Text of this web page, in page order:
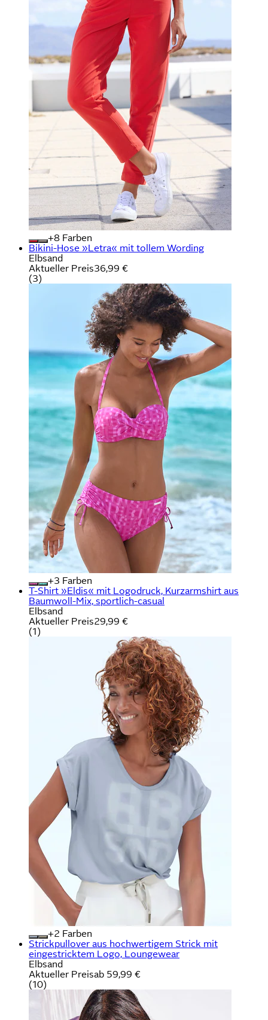
+
Farben
Bikini-Hose »Letra« mit tollem Wording
Elbsand
Aktueller Preis36,99 €
(3)
+
Farben
T-Shirt »Eldis« mit Logodruck, Kurzarmshirt aus
Baumwoll-Mix, sportlich-casual
Elbsand
Aktueller Preis29,99 €
(1)
+
Farben
Strickpullover aus hochwertigem Strick mit
eingestricktem Logo, Loungewear
Elbsand
Aktueller Preisab 59,99 €
(10)